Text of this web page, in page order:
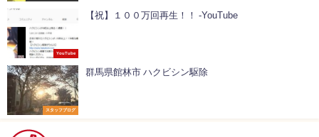
YouTube
【祝】１００万回再生！！ -YouTube
スタッフブログ
群馬県館林市 ハクビシン駆除